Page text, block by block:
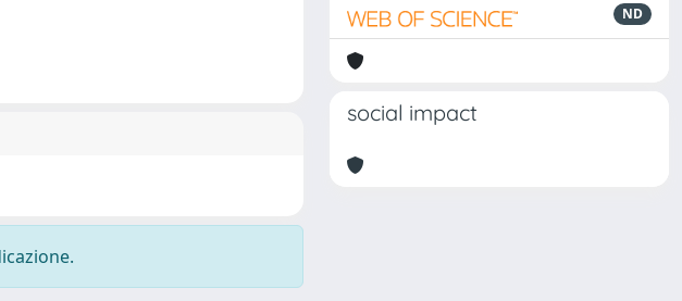
ND
social impact